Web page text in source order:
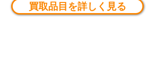
買取品目を詳しく見る